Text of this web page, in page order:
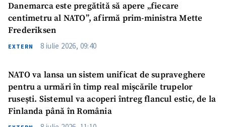
Danemarca este pregătită să apere „fiecare
centimetru al NATO”, afirmă prim-ministra Mette
Frederiksen
EXTERN 8 iulie 2026, 09:40
NATO va lansa un sistem unificat de supraveghere
pentru a urmări în timp real mișcările trupelor
rusești. Sistemul va acoperi întreg flancul estic, de la
Finlanda până în România